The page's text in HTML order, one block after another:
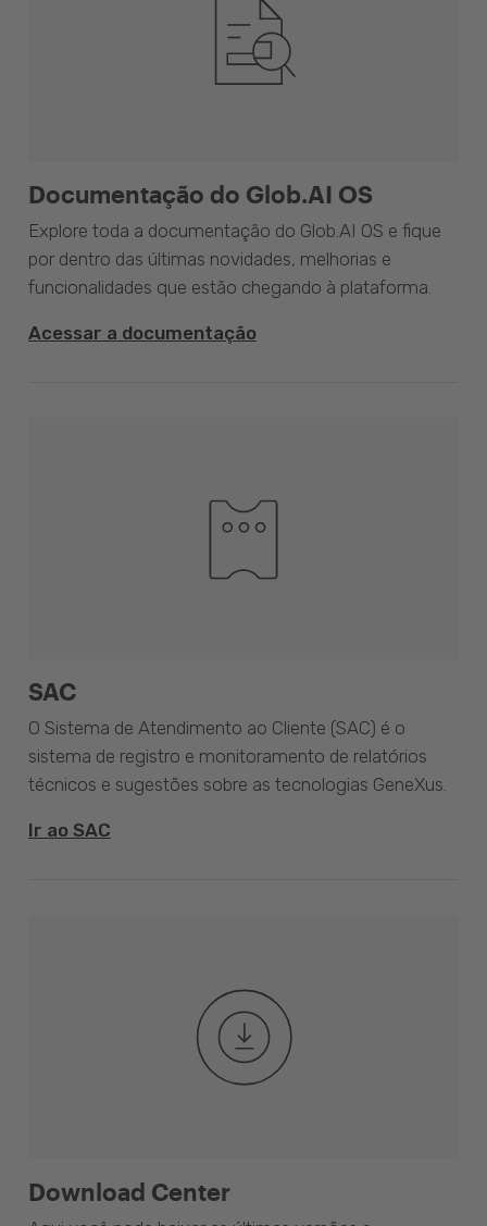
Documentação do Glob.AI OS
Explore toda a documentação do Glob.AI OS e fique
por dentro das últimas novidades, melhorias e
funcionalidades que estão chegando à plataforma.
Acessar a documentação
SAC
O Sistema de Atendimento ao Cliente (SAC) é o
sistema de registro e monitoramento de relatórios
técnicos e sugestões sobre as tecnologias GeneXus.
Ir ao SAC
Download Center